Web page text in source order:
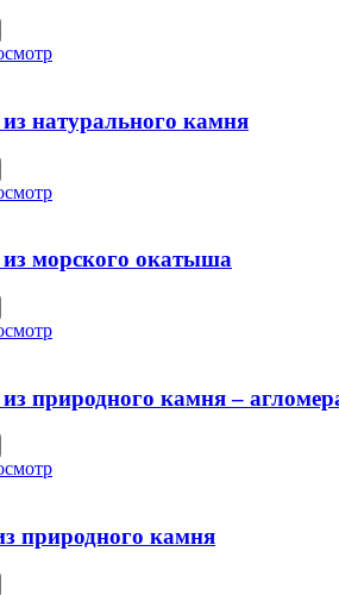
натурального камня
морского окатыша
природного камня –
природного камня